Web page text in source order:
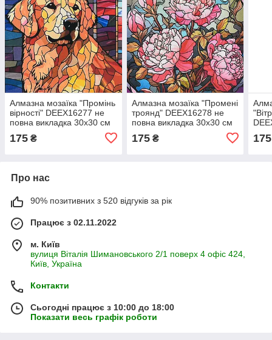
Алмазна мозаїка "Промінь
вірності" DEEX16277 не
повна викладка 30х30 см
175 ₴
Алмазна мозаїка "Промені
троянд" DEEX16278 не
повна викладка 30х30 см
175₴ 175
Про нас
90% позитивних з 520 відгуків за рік
Працює з 02.11.2022
м. Київ
вулиця Віталія Шимановського 2/1 поверх 4 офіс 424,
Київ, Україна
Контакти
Сьогодні працює з 10:00 до 18:00
Показати весь графік роботи